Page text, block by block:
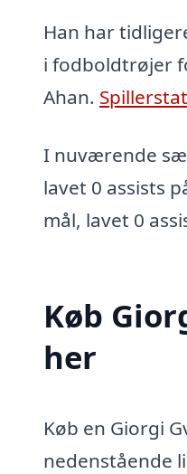
Han har
i fodboldtrøjer
Ahan.
I nuværende
lavet 0 assists
mål, lavet 0
Køb
her
Køb en Giorgi
nedenstående